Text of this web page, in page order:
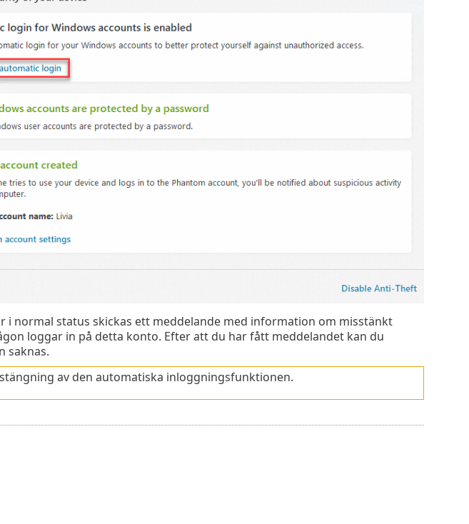
i normal status skickas ett meddelande med information om misstänkt
loggar in på detta konto. Efter att du har fått meddelandet kan du
saknas.
av den automatiska inloggningsfunktionen.